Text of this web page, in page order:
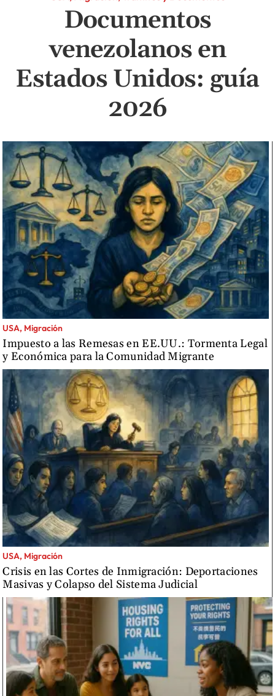
Impuesto a las Remesas en EE.UU.: Tormenta Legal
y Económica para la Comunidad Migrante
USA, Migración
Crisis en las Cortes de Inmigración: Deportaciones
Masivas y Colapso del Sistema Judicial
USA, Migración
Documentos
venezolanos en
Estados Unidos: guía
2026